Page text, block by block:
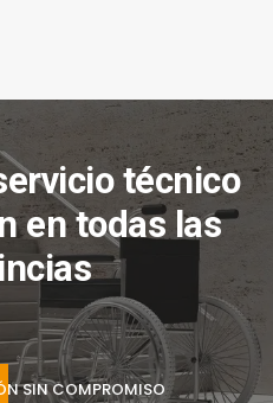
técnico
en todas las
SIN COMPROMISO